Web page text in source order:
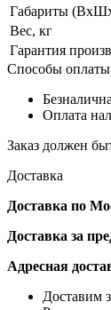
Габариты
Вес, кг
Гарантия
Способы
Оплата
Заказ должен
Доставка
Доставка по
Доставка за
Адресная
Доставим